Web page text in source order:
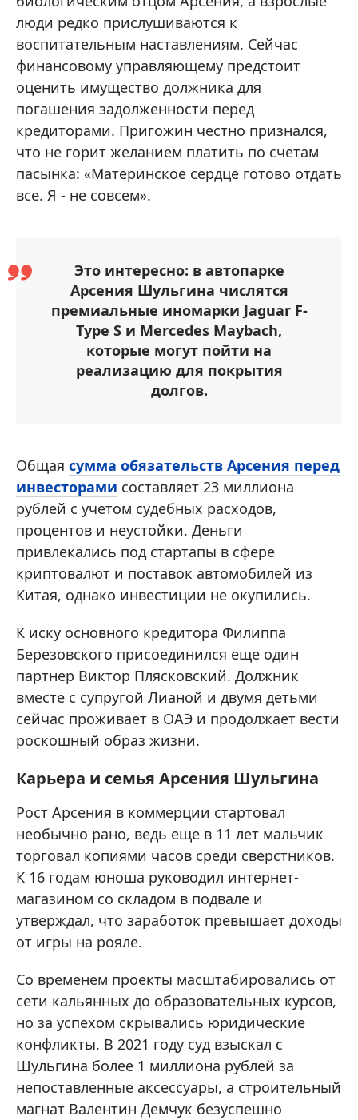
люди редко прислушиваются к
воспитательным наставлениям. Сейчас
финансовому управляющему предстоит
оценить имущество должника для
погашения задолженности перед
кредиторами. Пригожин честно признался,
что не горит желанием платить по счетам
пасынка: «Материнское сердце готово отдать
все. Я - не совсем».
Это интересно: в автопарке
Арсения Шульгина числятся
премиальные иномарки Jaguar F-
Type S и Mercedes Maybach,
которые могут пойти на
реализацию для покрытия
долгов.
Общая сумма обязательств Арсения перед
инвесторами составляет 23 миллиона
рублей с учетом судебных расходов,
процентов и неустойки. Деньги
привлекались под стартапы в сфере
криптовалют и поставок автомобилей из
Китая, однако инвестиции не окупились.
К иску основного кредитора Филиппа
Березовского присоединился еще один
партнер Виктор Плясковский. Должник
вместе с супругой Лианой и двумя детьми
сейчас проживает в ОАЭ и продолжает вести
роскошный образ жизни.
Карьера и семья Арсения Шульгина
Рост Арсения в коммерции стартовал
необычно рано, ведь еще в 11 лет мальчик
торговал копиями часов среди сверстников.
К 16 годам юноша руководил интернет-
магазином со складом в подвале и
утверждал, что заработок превышает доходы
от игры на рояле.
Со временем проекты масштабировались от
сети кальянных до образовательных курсов,
но за успехом скрывались юридические
конфликты. В 2021 году суд взыскал с
Шульгина более 1 миллиона рублей за
непоставленные аксессуары, а строительный
магнат Валентин Демчук безуспешно